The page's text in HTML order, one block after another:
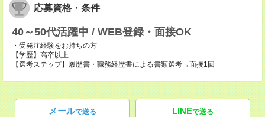
応募資格・条件
40～50代活躍中 / WEB登録・面接OK
・受発注経験をお持ちの方
【学歴】高卒以上
【選考ステップ】履歴書・職務経歴書による書類選考→面接1回
メールで送る LINEで送る